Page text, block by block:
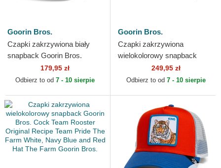
Goorin Bros.
Czapki zakrzywiona biały
snapback Goorin Bros.
Pelican Bird Escape Not Into
Yoga Great Escape The...
179,95 zł
Odbierz to od 7 - 10 sierpie
Goorin Bros.
Czapki zakrzywiona
wielokolorowy snapback
Player Dolphin In The
Element The Farm Goorin
249,95 zł
Odbierz to od 7 - 10 sierpie